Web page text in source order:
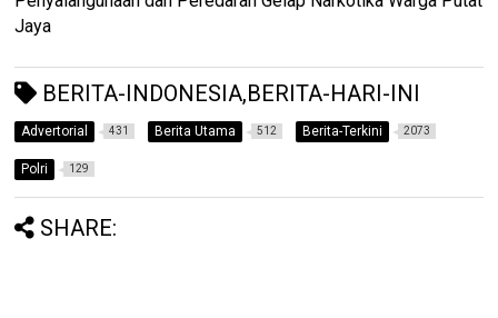
Jaya
BERITA-INDONESIA,BERITA-HARI-INI
Advertorial 431 Berita Utama 512 Berita-Terkini 2073
Polri 129
SHARE: